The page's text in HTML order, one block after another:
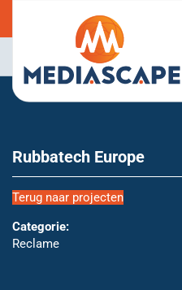
Rubbatech Europe
Terug naar projecten
Categorie:
Reclame